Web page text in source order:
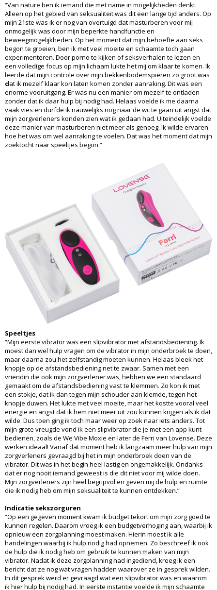
“Van nature ben ik iemand die met name in mogelijkheden denkt.
Alleen op het gebied van seksualiteit was dit een lange tijd anders. Op
mijn 21ste was ik er nog van overtuigd dat masturberen voor mij
onmogelijk was door mijn beperkte handfunctie en
beweegmogelijkheden. Op het moment dat mijn behoefte aan seks
begon te groeien, ben ik met veel moeite en schaamte toch gaan
experimenteren. Door porno te kijken of seksverhalen te lezen en
een volledige focus op mijn lichaam lukte het mij om klaar te komen. Ik
leerde dat mijn controle over mijn bekkenbodemspieren zo groot was
dat ik mezelf klaar kon laten komen zonder aanraking. Dit was een
enorme vooruitgang. Er was nu een manier om mezelf te ontladen
zonder dat ik daar hulp bij nodig had. Helaas voelde ik me daarna
vaak vies en durfde ik nauwelijks nog naar de wc te gaan uit angst dat
mijn zorgverleners konden zien wat ik gedaan had. Uiteindelijk voelde
deze manier van masturberen niet meer als genoeg. Ik wilde ervaren
hoe het was om wel aanraking te voelen. Dat was het moment dat mijn
zoektocht naar speeltjes begon.”
Speeltjes
“Mijn eerste vibrator was een slipvibrator met afstandsbediening. Ik
moest dan wel hulp vragen om de vibrator in mijn onderbroek te doen,
maar daarna zou het zelfstandig moeten kunnen. Helaas bleek het
knopje op de afstandsbediening net te zwaar. Samen met een
vriendin die ook mijn zorgverlener was, hebben we een standaard
gemaakt om de afstandsbediening vast te klemmen. Zo kon ik met
een stokje, dat ik dan tegen mijn schouder aan klemde, tegen het
knopje duwen. Het lukte met veel moeite, maar het kostte vooral veel
energie en angst dat ik hem niet meer uit zou kunnen krijgen als ik dat
wilde. Dus toen ging ik toch maar weer op zoek naar iets anders. Tot
mijn grote vreugde vond ik een slipvibrator die je met een app kunt
bedienen, zoals de We Vibe Moxie en later de Ferri van Lovense. Deze
werken ideaal! Vanaf dat moment heb ik langzaam meer hulp van mijn
zorgverleners gevraagd bij het in mijn onderbroek doen van de
vibrator. Dit was in het begin heel lastig en ongemakkelijk. Ondanks
dat er nog nooit iemand geweest is die dit niet voor mij wilde doen.
Mijn zorgverleners zijn heel begripvol en geven mij de hulp en ruimte
die ik nodig heb om mijn seksualiteit te kunnen ontdekken.”
Indicatie sekszorguren
“Op een gegeven moment kwam ik budget tekort om mijn zorg goed te
kunnen regelen. Daarom vroeg ik een budgetverhoging aan, waarbij ik
opnieuw een zorgplanning moest maken. Hierin moest ik alle
handelingen waarbij ik hulp nodig had opnemen. Zo beschreef ik ook
de hulp die ik nodig heb om gebruik te kunnen maken van mijn
vibrator. Nadat ik deze zorgplanning had ingediend, kreeg ik een
bericht dat ze nog wat vragen hadden waarover ze in gesprek wilden.
In dit gesprek werd er gevraagd wat een slipvibrator was en waarom
ik hier hulp bij nodig had. In eerste instantie voelde ik mijn schaamte